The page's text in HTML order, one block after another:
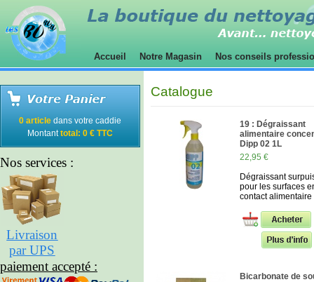
Accueil Notre Magasin Nos conseils
0 article dans votre caddie
Montanttotal: 0 € TTC
Nos services :
Livraison
par UPS
paiement accepté :
Catalogue
19 : Dégraissant
alimentaire
Dipp 02 1L
22,95 €
Dégraissant
pour les surfaces
contact alimentaire
Bicarbonate de